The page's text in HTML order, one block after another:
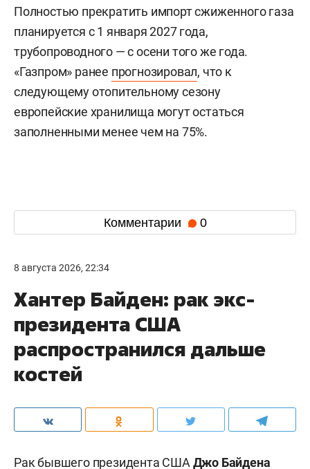
Полностью прекратить импорт сжиженного газа
планируется с 1 января 2027 года,
трубопроводного — с осени того же года.
«Газпром» ранее прогнозировал, что к
следующему отопительному сезону
европейские хранилища могут остаться
заполненными менее чем на 75%.
Комментарии 0
8 августа 2026, 22:34
Хантер Байден: рак экс-
президента США
распространился дальше
костей
Рак бывшего президента США Джо Байдена